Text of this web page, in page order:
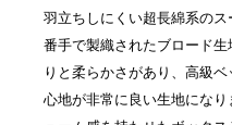
羽立ちしにくい超長綿系の
番手で製織されたブロード
りと柔らかさがあり、高級
心地が非常に良い生地にな